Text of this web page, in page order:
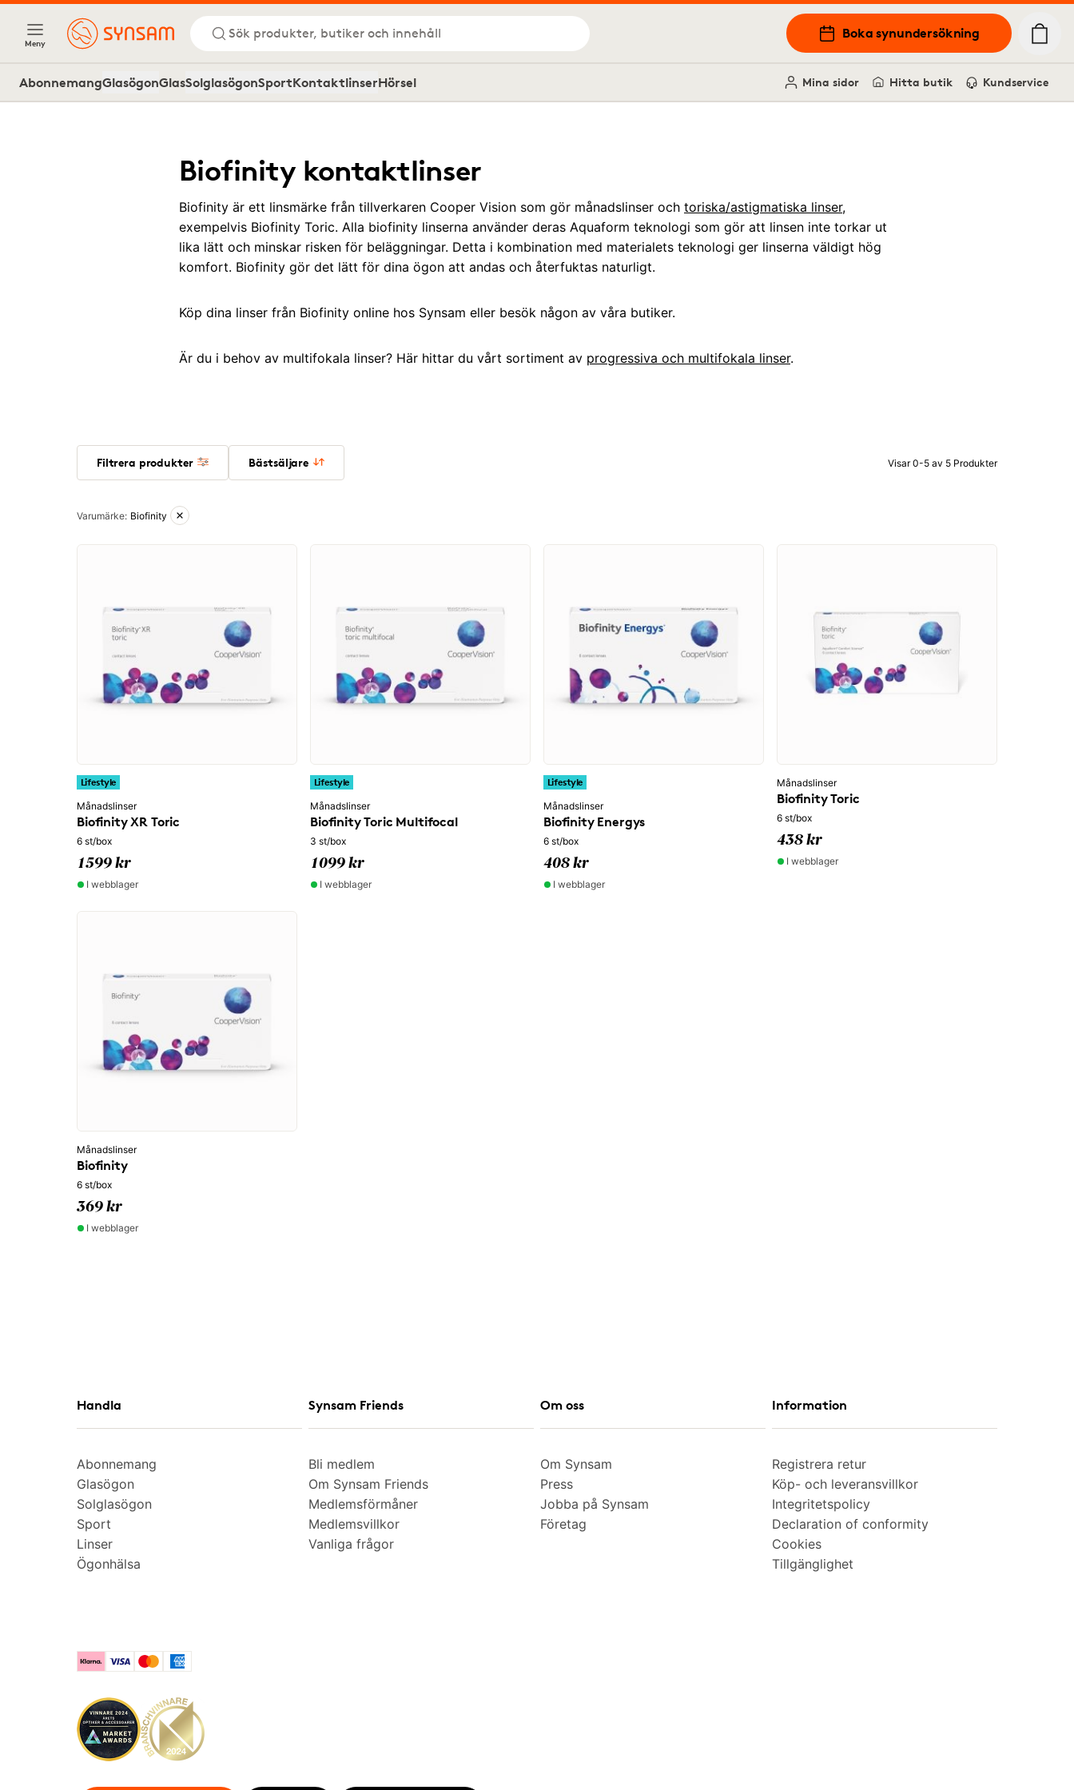
Meny
Sök produkter, butiker och innehåll Boka synundersökning
AbonnemangGlasögonGlasSolglasögonSportKontaktlinserHörsel Mina sidor Hitta butik Kundservice
Biofinity kontaktlinser
Biofinity är ett linsmärke från tillverkaren Cooper Vision som gör månadslinser och toriska/astigmatiska linser,
exempelvis Biofinity Toric. Alla biofinity linserna använder deras Aquaform teknologi som gör att linsen inte torkar ut
lika lätt och minskar risken för beläggningar. Detta i kombination med materialets teknologi ger linserna väldigt hög
komfort. Biofinity gör det lätt för dina ögon att andas och återfuktas naturligt.
Köp dina linser från Biofinity online hos Synsam eller besök någon av våra butiker.
Är du i behov av multifokala linser? Här hittar du vårt sortiment av progressiva och multifokala linser.
Filtrera produkter Bästsäljare Visar 0-5 av 5 Produkter
Aktiva filter
Varumärke: Biofinity
Lifestyle
Månadslinser
Biofinity XR Toric
6 st/box
1599 kr
I webblager
Lifestyle
Månadslinser
Biofinity Toric Multifocal
3 st/box
1099 kr
I webblager
Lifestyle
Månadslinser
Biofinity Energys
6 st/box
408 kr
I webblager
Månadslinser
Biofinity Toric
6 st/box
438 kr
I webblager
Månadslinser
Biofinity
6 st/box
369 kr
I webblager
Handla
Abonnemang
Glasögon
Solglasögon
Sport
Linser
Ögonhälsa
Synsam Friends
Bli medlem
Om Synsam Friends
Medlemsförmåner
Medlemsvillkor
Vanliga frågor
Om oss
Om Synsam
Press
Jobba på Synsam
Företag
Information
Registrera retur
Köp- och leveransvillkor
Integritetspolicy
Declaration of conformity
Cookies
Tillgänglighet
KlarnaVisa MastercardAmerican Express